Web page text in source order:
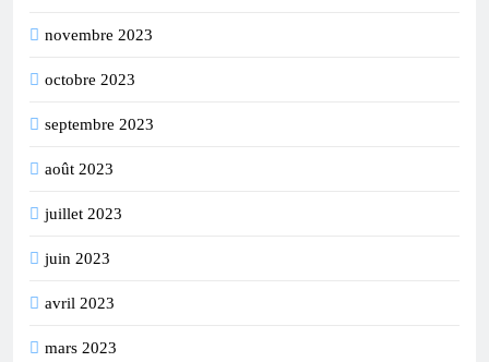
novembre 2023
octobre 2023
septembre 2023
août 2023
juillet 2023
juin 2023
avril 2023
mars 2023